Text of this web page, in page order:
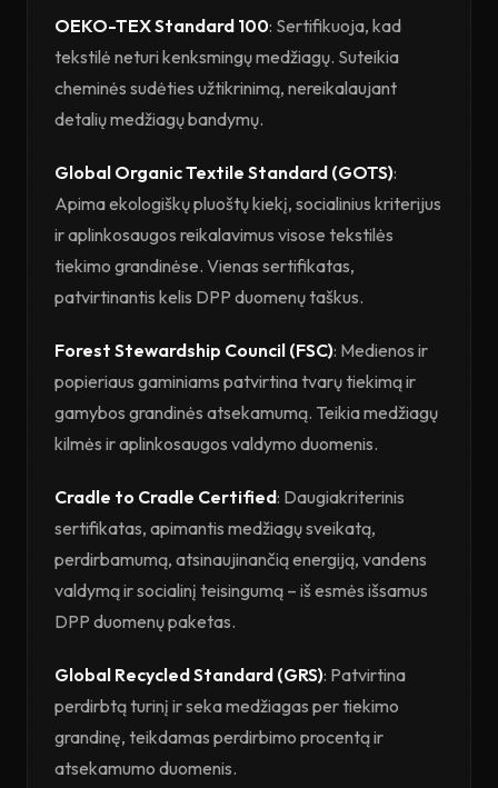
OEKO-TEX Standard 100: Sertifikuoja, kad
tekstilė neturi kenksmingų medžiagų. Suteikia
cheminės sudėties užtikrinimą, nereikalaujant
detalių medžiagų bandymų.
Global Organic Textile Standard (GOTS):
Apima ekologiškų pluoštų kiekį, socialinius kriterijus
ir aplinkosaugos reikalavimus visose tekstilės
tiekimo grandinėse. Vienas sertifikatas,
patvirtinantis kelis DPP duomenų taškus.
Forest Stewardship Council (FSC): Medienos ir
popieriaus gaminiams patvirtina tvarų tiekimą ir
gamybos grandinės atsekamumą. Teikia medžiagų
kilmės ir aplinkosaugos valdymo duomenis.
Cradle to Cradle Certified: Daugiakriterinis
sertifikatas, apimantis medžiagų sveikatą,
perdirbamumą, atsinaujinančią energiją, vandens
valdymą ir socialinį teisingumą – iš esmės išsamus
DPP duomenų paketas.
Global Recycled Standard (GRS): Patvirtina
perdirbtą turinį ir seka medžiagas per tiekimo
grandinę, teikdamas perdirbimo procentą ir
atsekamumo duomenis.